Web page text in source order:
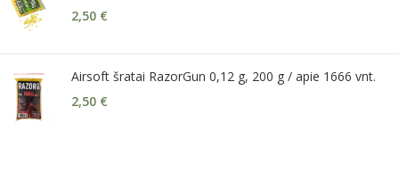
2,50 €
Airsoft šratai RazorGun 0,12 g, 200 g / apie 1666 vnt.
2,50 €